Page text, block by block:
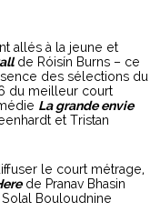
allés à la jeune et
de Róisín Burns – ce
des sélections du
du meilleur court
La grande envie
et Tristan
le court métrage,
de Pranav Bhasin
Bouloudnine